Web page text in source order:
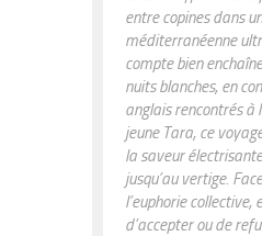
entre copines dans
méditerranéenne
compte bien
nuits blanches, en
anglais rencontrés à
jeune Tara, ce
la saveur
jusqu’au vertige.
l’euphorie
d’accepter ou de